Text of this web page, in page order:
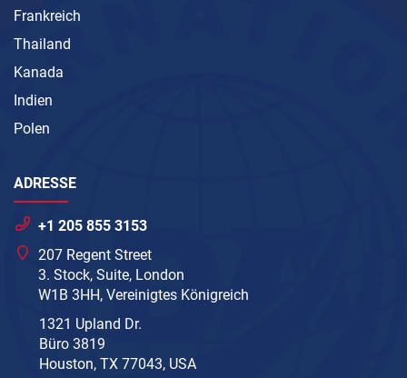
Frankreich
Thailand
Kanada
Indien
Polen
ADRESSE
+1 205 855 3153
207 Regent Street
3. Stock, Suite, London
W1B 3HH, Vereinigtes Königreich
1321 Upland Dr.
Büro 3819
Houston, TX 77043, USA